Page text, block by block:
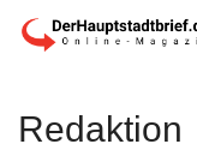
Zum
Redaktion